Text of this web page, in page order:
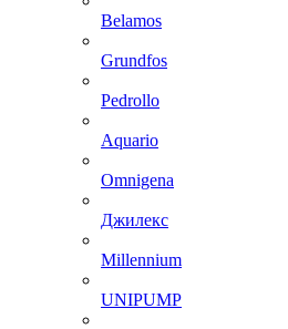
Belamos
Grundfos
Pedrollo
Aquario
Omnigena
Джилекс
Millennium
UNIPUMP